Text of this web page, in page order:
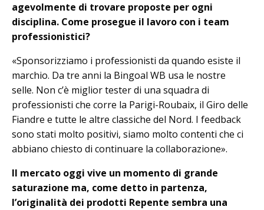
agevolmente di trovare proposte per ogni
disciplina. Come prosegue il lavoro con i team
professionistici?
«Sponsorizziamo i professionisti da quando esiste il
marchio. Da tre anni la Bingoal WB usa le nostre
selle. Non c’è miglior tester di una squadra di
professionisti che corre la Parigi-Roubaix, il Giro delle
Fiandre e tutte le altre classiche del Nord. I feedback
sono stati molto positivi, siamo molto contenti che ci
abbiano chiesto di continuare la collaborazione».
Il mercato oggi vive un momento di grande
saturazione ma, come detto in partenza,
l’originalità dei prodotti Repente sembra una